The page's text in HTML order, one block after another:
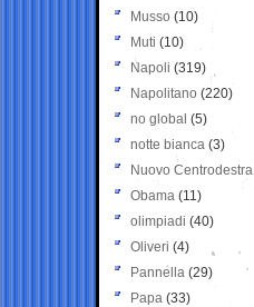
Musso (10)
Muti (10)
Napoli (319)
Napolitano (220)
no global (5)
notte bianca (3)
Nuovo Centrodestra
Obama (11)
olimpiadi (40)
Oliveri (4)
Pannella (29)
Papa (33)